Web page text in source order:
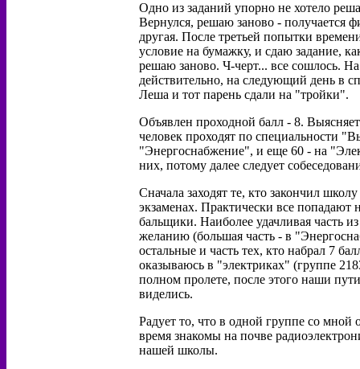
Одно из заданий упорно не хотело
Вернулся, решаю заново - получается
другая. После третьей попытки
условие на бумажку, и сдаю задание,
решаю заново. Ч-черт... все сошлось.
действительно, на следующий день в
Леша и тот парень сдали на "тройки".
Объявлен проходной балл - 8.
человек проходят по специальности
"Энергоснабжение", и еще 60 - на
них, потому далее следует
Сначала заходят те, кто закончил
экзаменах. Практически все попадают
бальщики. Наиболее удачливая часть
желанию (большая часть - в
остальные и часть тех, кто набрал 7
оказываюсь в "электриках" (группе
полном пролете, после этого наши
виделись.
Радует то, что в одной группе со
время знакомы на почве
нашей школы.